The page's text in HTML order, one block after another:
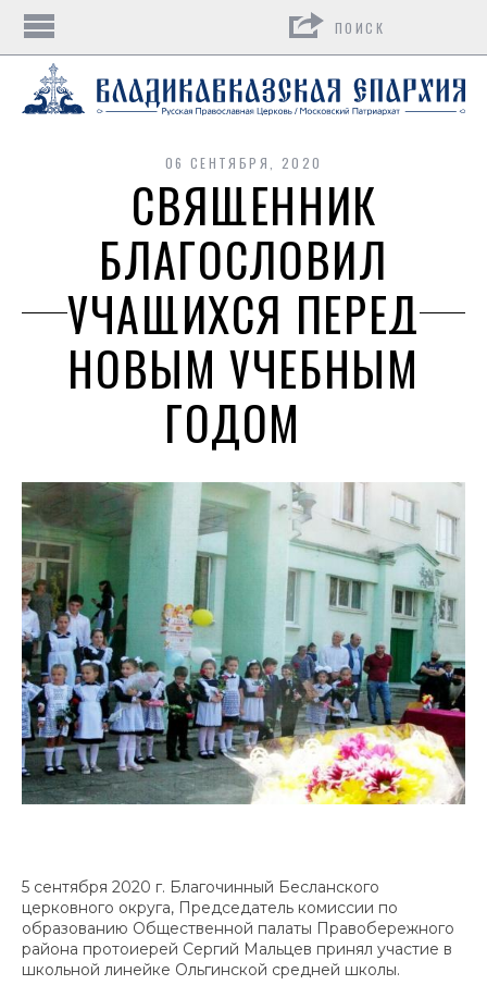
06 СЕНТЯБРЯ, 2020
СВЯЩЕННИК
БЛАГОСЛОВИЛ
УЧАЩИХСЯ ПЕРЕД
НОВЫМ УЧЕБНЫМ
ГОДОМ
5 сентября 2020 г. Благочинный Бесланского
церковного округа, Председатель комиссии по
образованию Общественной палаты Правобережного
района протоиерей Сергий Мальцев принял участие в
школьной линейке Ольгинской средней школы.